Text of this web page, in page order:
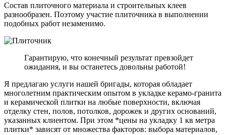
Состав плиточного материала и строительных клеев
разнообразен. Поэтому участие плиточника в выполнении
подобных работ незаменимо.
Гарантирую, что конечный результат превзойдет
ожидания, и вы останетесь довольны работой!
Я предлагаю услуги нашей бригады, которая обладает
многолетним практическим опытом в укладке керамо-гранита
и керамической плитки на любые поверхности, включая
отделку стен, полов, потолков, дорожек и других оснований,
указанных клиентом. При этом *цены на укладку 1 кв метра
плитки* зависят от множества факторов: выбора материалов,